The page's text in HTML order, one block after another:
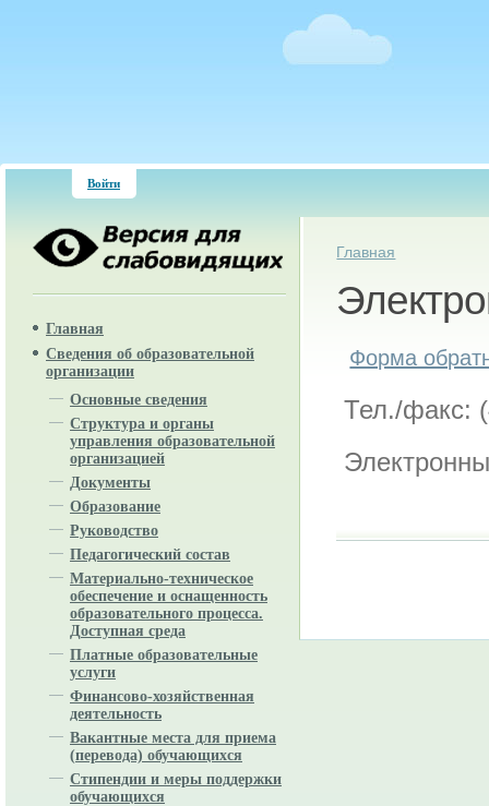
Войти
Главная
Сведения об образовательной
организации
Основные сведения
Структура и органы
управления образовательной
организацией
Документы
Образование
Руководство
Педагогический состав
Материально-техническое
обеспечение и оснащенность
образовательного процесса.
Доступная среда
Платные образовательные
услуги
Финансово-хозяйственная
деятельность
Вакантные места для приема
(перевода) обучающихся
Стипендии и меры поддержки
обучающихся
Вы здесь
Главная
Форма
Тел./факс: